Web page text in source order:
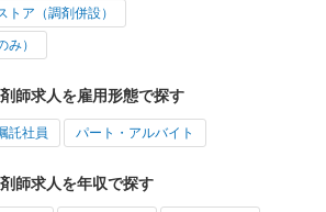
トア（調剤併設）
み）
師求人を雇用形態で探す
託社員 パート・アルバイト
師求人を年収で探す